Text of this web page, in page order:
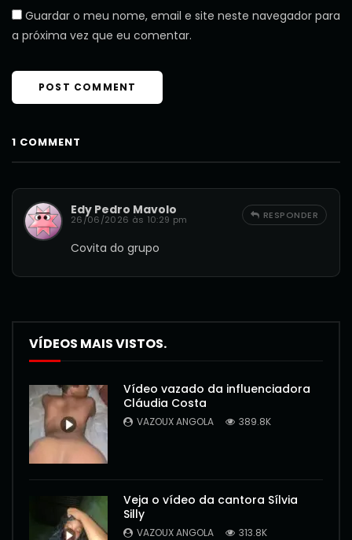
Guardar o meu nome, email e site neste navegador para
a próxima vez que eu comentar.
1 COMMENT
Edy Pedro Mavolo
26/06/2026 às 10:29 pm
Covita do grupo
RESPONDER
VÍDEOS MAIS VISTOS.
Vídeo vazado da influenciadora
Cláudia Costa
VAZOUX ANGOLA 389.8K
Veja o vídeo da cantora Sílvia
Silly
VAZOUX ANGOLA 313.8K